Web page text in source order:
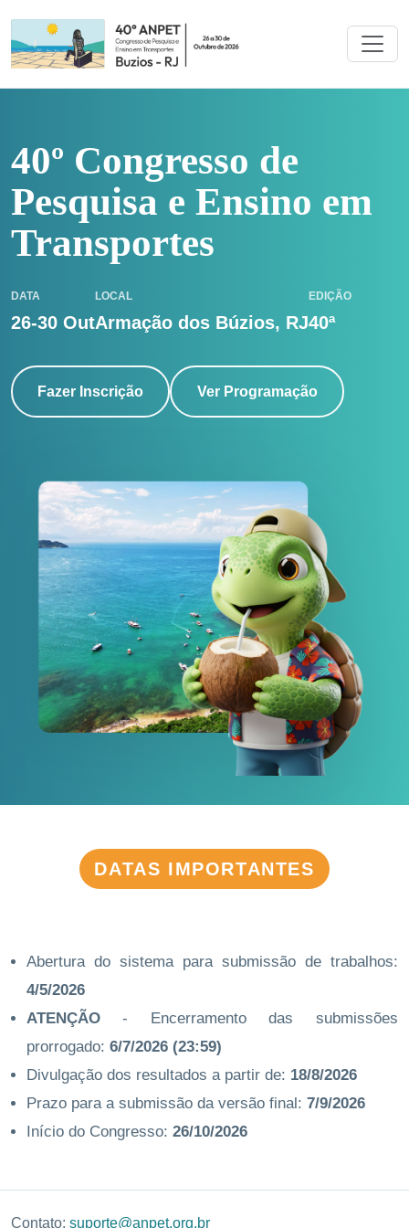
40º Congresso de
Pesquisa e Ensino em
Transportes
DATA
26-30 Out
LOCAL
Armação dos Búzios, RJ
EDIÇÃO
40ª
Fazer Inscrição Ver Programação
DATAS IMPORTANTES
Abertura do sistema para submissão de trabalhos:
4/5/2026
ATENÇÃO- Encerramento das submissões
prorrogado: 6/7/2026 (23:59)
Divulgação dos resultados a partir de: 18/8/2026
Prazo para a submissão da versão final: 7/9/2026
Início do Congresso: 26/10/2026
Contato: suporte@anpet.org.br